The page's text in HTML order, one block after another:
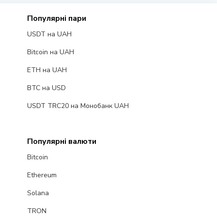
Популярні пари
USDT на UAH
Bitcoin на UAH
ETH на UAH
BTC на USD
USDT TRC20 на Монобанк UAH
Популярні валюти
Bitcoin
Ethereum
Solana
TRON